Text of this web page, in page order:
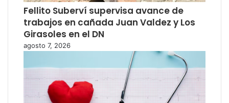
Fellito Suberví supervisa avance de
trabajos en cañada Juan Valdez y Los
Girasoles en el DN
agosto 7, 2026